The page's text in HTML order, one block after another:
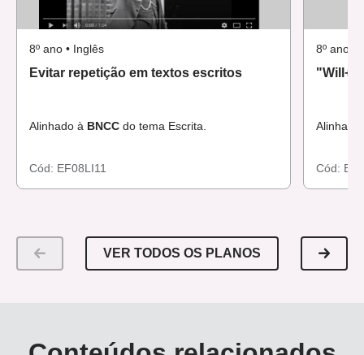
8º ano • Inglês
Evitar repetição em textos escritos
Alinhado à BNCC do tema Escrita.
Cód: EF08LI11
8º ano •
Cód:
VER TODOS OS PLANOS